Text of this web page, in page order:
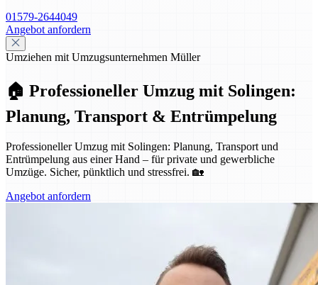
01579-2644049
Angebot anfordern
Umziehen mit Umzugsunternehmen Müller
🏠 Professioneller Umzug mit Solingen:
Planung, Transport & Entrümpelung
Professioneller Umzug mit Solingen: Planung, Transport und
Entrümpelung aus einer Hand – für private und gewerbliche
Umzüge. Sicher, pünktlich und stressfrei. 🏡
Angebot anfordern